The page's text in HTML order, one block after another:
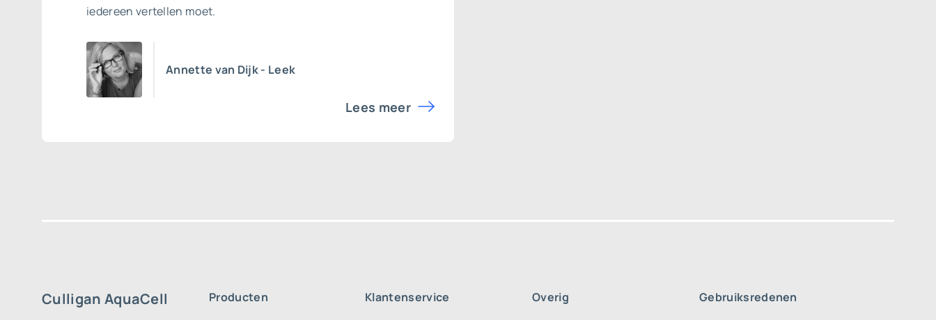
iedereen vertellen moet.
Annette van Dijk - Leek
Lees meer
Culligan AquaCell
Producten
Klantenservice
Overig
Gebruiksredenen